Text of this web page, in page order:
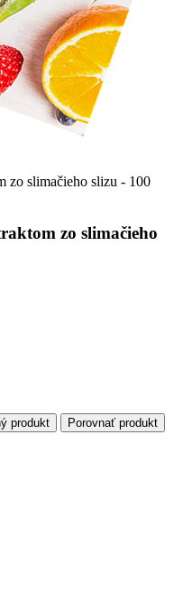
zo slimačieho
produkt Porovnať produkt